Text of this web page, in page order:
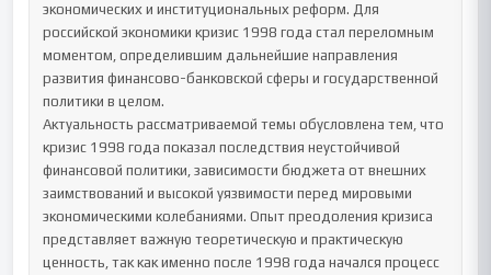
экономических и институциональных реформ. Для
российской экономики кризис 1998 года стал переломным
моментом, определившим дальнейшие направления
развития финансово-банковской сферы и государственной
политики в целом.
Актуальность рассматриваемой темы обусловлена тем, что
кризис 1998 года показал последствия неустойчивой
финансовой политики, зависимости бюджета от внешних
заимствований и высокой уязвимости перед мировыми
экономическими колебаниями. Опыт преодоления кризиса
представляет важную теоретическую и практическую
ценность, так как именно после 1998 года начался процесс